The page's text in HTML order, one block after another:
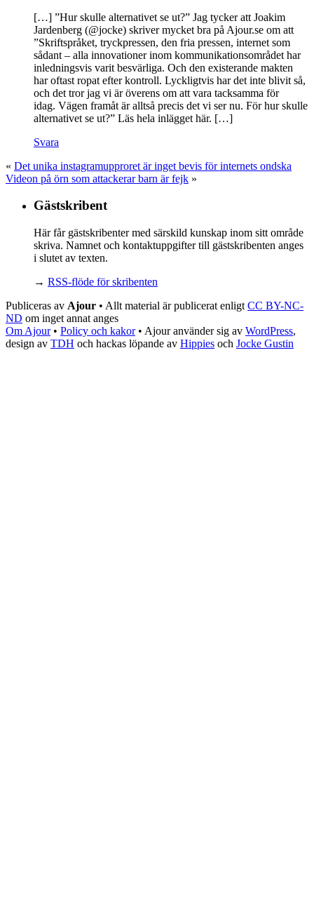
[…] ”Hur skulle alternativet se ut?” Jag tycker att Joakim
Jardenberg (@jocke) skriver mycket bra på Ajour.se om att
”Skriftspråket, tryckpressen, den fria pressen, internet som
sådant – alla innovationer inom kommunikationsområdet har
inledningsvis varit besvärliga. Och den existerande makten
har oftast ropat efter kontroll. Lyckligtvis har det inte blivit så,
och det tror jag vi är överens om att vara tacksamma för
idag. Vägen framåt är alltså precis det vi ser nu. För hur skulle
alternativet se ut?” Läs hela inlägget här. […]
Svara
« Det unika instagramupproret är inget bevis för internets ondska
Videon på örn som attackerar barn är fejk »
Gästskribent
Här får gästskribenter med särskild kunskap inom sitt område
skriva. Namnet och kontaktuppgifter till gästskribenten anges
i slutet av texten.
→ RSS-flöde för skribenten
Publiceras av Ajour • Allt material är publicerat enligt CC BY-NC-
ND om inget annat anges
Om Ajour• Policy och kakor• Ajour använder sig av WordPress,
design av TDH och hackas löpande av Hippies och Jocke Gustin